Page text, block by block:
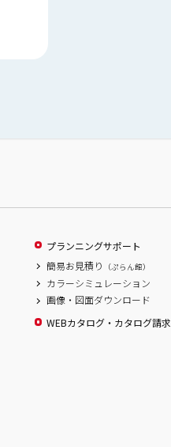
プランニングサポート
簡易お見積り
（ぷらん館）
カラーシミュレーション
画像・図面ダウンロード
WEBカタログ・カタログ請求